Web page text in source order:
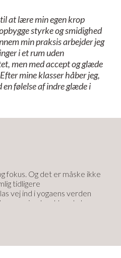
at lære min egen krop
styrke og smidighed
min praksis arbejder jeg
i et rum uden
men med accept og glæde
mine klasser håber jeg,
følelse af indre glæde i
fokus. Og det er måske ikke
tidligere
vej ind i yogaens verden
som gjorde, at havde hun
at bevæge sig på. Her viste
det blev Isabellas vej